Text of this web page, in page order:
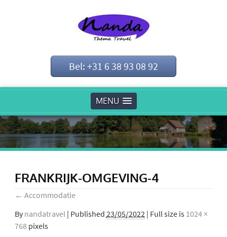
Bel: +31 6 38 93 08 92
MENU
FRANKRIJK-OMGEVING-4
← Accommodatie
By nandatravel | Published 23/05/2022| Full size is 1024 ×
768pixels